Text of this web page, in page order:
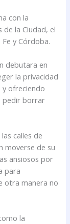
con la
la Ciudad, el
y Córdoba.
debutara en
la privacidad
ofreciendo
pedir borrar
calles de
moverse de su
ansiosos por
para
otra manera no
la